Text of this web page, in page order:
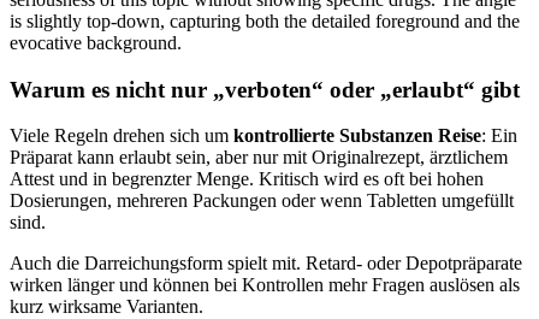
Warum es nicht nur „verboten“ oder „erlaubt“ gibt
Viele Regeln drehen sich um kontrollierte Substanzen Reise: Ein
Präparat kann erlaubt sein, aber nur mit Originalrezept, ärztlichem
Attest und in begrenzter Menge. Kritisch wird es oft bei hohen
Dosierungen, mehreren Packungen oder wenn Tabletten umgefüllt
sind.
Auch die Darreichungsform spielt mit. Retard- oder Depotpräparate
wirken länger und können bei Kontrollen mehr Fragen auslösen als
kurz wirksame Varianten.